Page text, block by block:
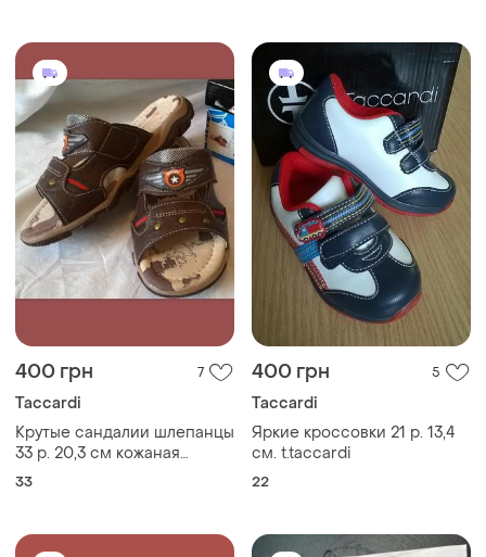
400 грн 7
Taccardi
Крутые сандалии шлепанцы
33 р. 20,3 см кожаная
стелька
33
400 грн 5
Taccardi
Яркие кроссовки 21 р. 13,4
см. t.taccardi
22